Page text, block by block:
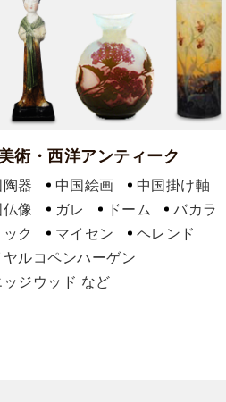
術・西洋アンティーク
器 中国絵画
中国掛け軸
像
ガレ ドーム
バカラ
ク
マイセン
ヘレンド
ヤルコペンハーゲン
ッジウッド